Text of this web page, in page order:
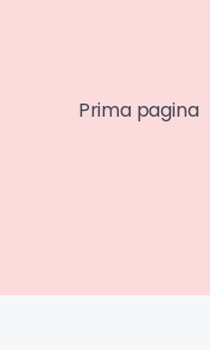
Prima pagina